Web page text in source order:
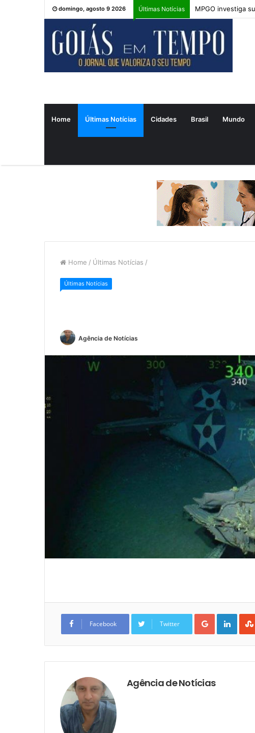
domingo, agosto 9 2026 Últimas Notícias MPGO investiga
Home Últimas Notícias Cidades Brasil Mundo
Home / Últimas Notícias /
Últimas Notícias
Agência de Notícias
Facebook Twitter
Google+
Agência de Notícias